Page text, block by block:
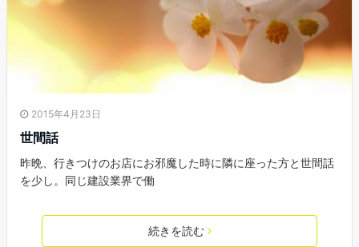
2015年4月23日
世間話
昨晩、行きつけのお店にお邪魔した時に隣に座った方と世間話
を少し。同じ建設業界で働
続きを読む